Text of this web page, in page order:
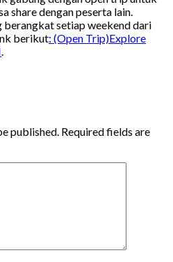
share dengan peserta lain.
berangkat setiap weekend dari
berikut: (Open Trip)Explore
.
published. Required fields are